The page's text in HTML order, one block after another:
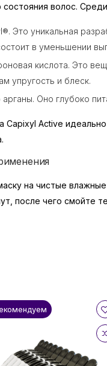
волос.
Это уникальная
в уменьшении
кислота. Это
упругость и блеск.
Оно глубоко
Capixyl Active
на чистые
после чего смойте